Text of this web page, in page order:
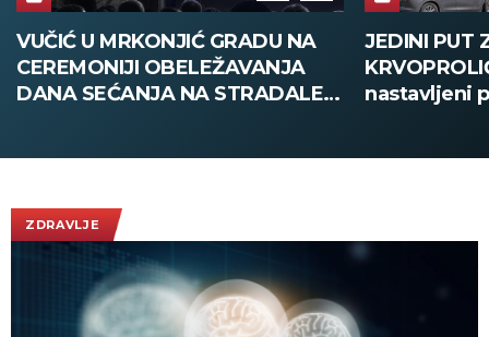
VUČIĆ U MRKONJIĆ GRADU NA
CEREMONIJI OBELEŽAVANJA
DANA SEĆANJA NA STRADALE:
JEDINI PUT
nastavljeni
ZDRAVLJE